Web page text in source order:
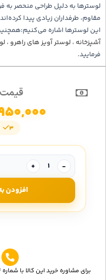
لوسترها به دلیل طراحی منحصر به
مقاوم، طرفداران زیادی پیدا
این لوسترها اشاره
آشپزخانه ، لوستر آویز های راهرو ،
فرمایید.
3 در انبار
-
+
افزودن
برای مشاوره خرید این کالا با شماره 09112105074 تماس بگیرید.